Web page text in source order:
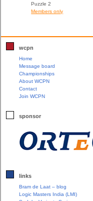
Puzzle 2
Members only
wcpn
Home
Message board
Championships
About WCPN
Contact
Join WCPN
sponsor
links
Bram de Laat – blog
Logic Masters India (LMI)